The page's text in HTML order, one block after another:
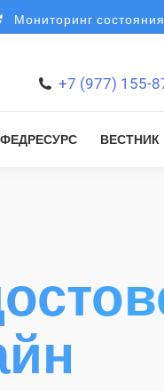
Мониторинг
+7 (977) 155-
ФЕДРЕСУРС ВЕСТНИК